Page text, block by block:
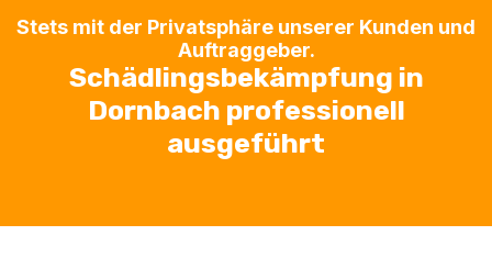
Stets mit der Privatsphäre unserer Kunden und
Auftraggeber.
Schädlingsbekämpfung in
Dornbach professionell
ausgeführt